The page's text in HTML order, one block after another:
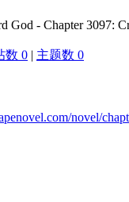
God - Chapter 3097:
数 0 | 主题数 0
novel/